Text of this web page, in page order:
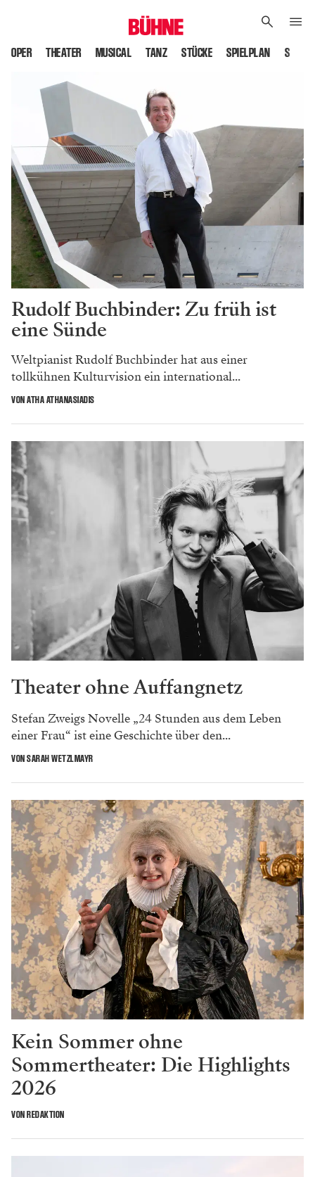
OPER THEATER MUSICAL TANZ STÜCKE SPIELPLAN
Kein Sommer ohne
Sommertheater: Die Highlights
2026
VON REDAKTION
Rudolf Buchbinder: Zu früh ist
eine Sünde
Weltpianist Rudolf Buchbinder hat aus einer
tollkühnen Kulturvision ein international...
VON ATHA ATHANASIADIS
Theater ohne Auffangnetz
Stefan Zweigs Novelle „24 Stunden aus dem Leben
einer Frau“ ist eine Geschichte über den...
VON SARAH WETZLMAYR